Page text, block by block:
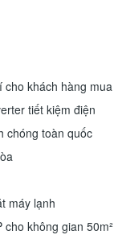
cho khách hàng mua
tiết kiệm điện
chóng toàn quốc
máy lạnh
không gian 50m²